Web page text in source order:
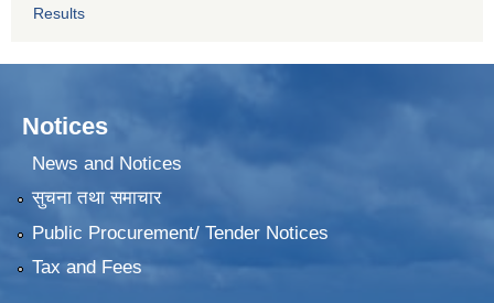
Results
Notices
News and Notices
सुचना तथा समाचार
Public Procurement/ Tender Notices
Tax and Fees